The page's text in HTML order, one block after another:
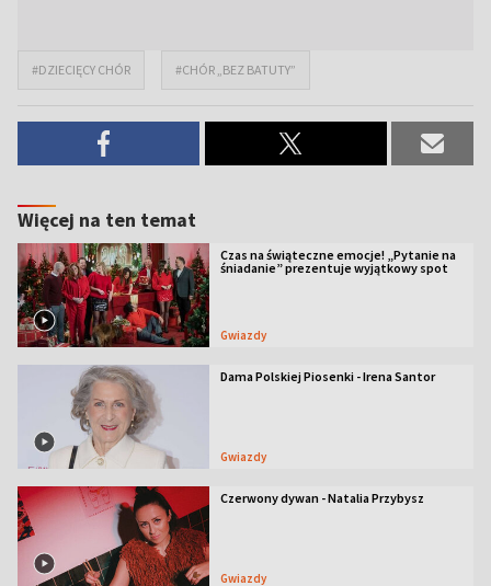
#DZIECIĘCY CHÓR #CHÓR „BEZ BATUTY”
Więcej na ten temat
Czas na świąteczne emocje! „Pytanie na
śniadanie” prezentuje wyjątkowy spot
Gwiazdy
Dama Polskiej Piosenki - Irena Santor
Gwiazdy
Czerwony dywan - Natalia Przybysz
Gwiazdy